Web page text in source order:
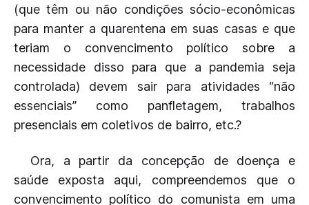
(que têm ou não condições sócio-econômicas
para manter a quarentena em suas casas e que
teriam o convencimento político sobre a
necessidade disso para que a pandemia seja
controlada) devem sair para atividades “não
essenciais” como panfletagem, trabalhos
presenciais em coletivos de bairro, etc.?
Ora, a partir da concepção de doença e
saúde exposta aqui, compreendemos que o
convencimento político do comunista em uma